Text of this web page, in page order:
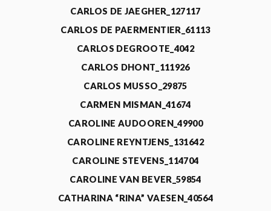
CARLOS DE JAEGHER_127117
CARLOS DE PAERMENTIER_61113
CARLOS DEGROOTE_4042
CARLOS DHONT_111926
CARLOS MUSSO_29875
CARMEN MISMAN_41674
CAROLINE AUDOOREN_49900
CAROLINE REYNTJENS_131642
CAROLINE STEVENS_114704
CAROLINE VAN BEVER_59854
CATHARINA “RINA” VAESEN_40564